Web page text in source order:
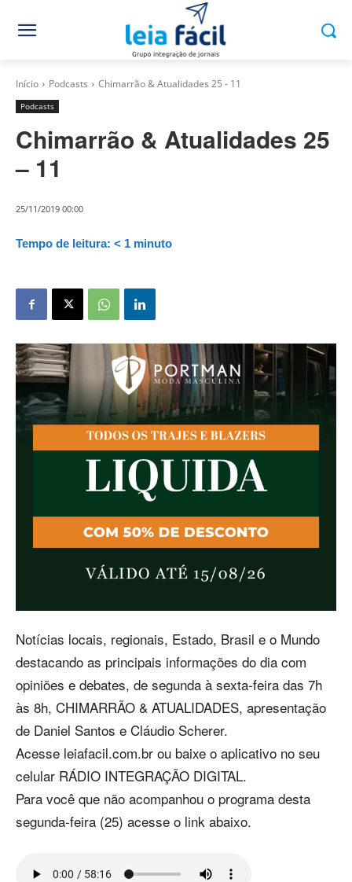
Início Podcasts Chimarrão & Atualidades 25 - 11
Podcasts
Chimarrão & Atualidades 25
– 11
25/11/2019 00:00
Tempo de leitura: < 1 minuto
Notícias locais, regionais, Estado, Brasil e o Mundo
destacando as principais informações do dia com
opiniões e debates, de segunda à sexta-feira das 7h
às 8h, CHIMARRÃO & ATUALIDADES, apresentação
de Daniel Santos e Cláudio Scherer.
Acesse leiafacil.com.br ou baixe o aplicativo no seu
celular RÁDIO INTEGRAÇÃO DIGITAL.
Para você que não acompanhou o programa desta
segunda-feira (25) acesse o link abaixo.